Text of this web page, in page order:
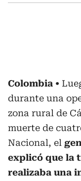
Colombia
durante una
zona rural de
muerte de
Nacional, el
explicó que la
realizaba una